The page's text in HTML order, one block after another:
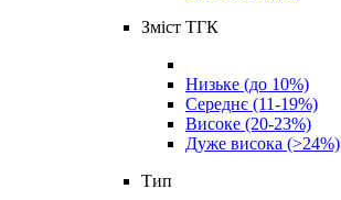
Зміст ТГК
Низьке (до 10%)
Середнє (11-19%)
Високе (20-23%)
Дуже висока (>24%)
Тип